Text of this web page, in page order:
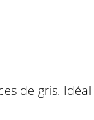
de gris.